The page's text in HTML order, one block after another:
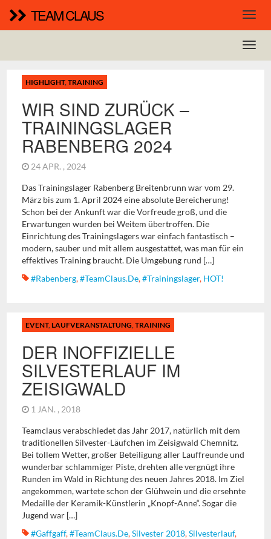
TEAM CLAUS
HIGHLIGHT,TRAINING
WIR SIND ZURÜCK –
TRAININGSLAGER
RABENBERG 2024
24 APR. , 2024
Das Trainingslager Rabenberg Breitenbrunn war vom 29.
März bis zum 1. April 2024 eine absolute Bereicherung!
Schon bei der Ankunft war die Vorfreude groß, und die
Erwartungen wurden bei Weitem übertroffen. Die
Einrichtung des Trainingslagers war einfach fantastisch –
modern, sauber und mit allem ausgestattet, was man für ein
effektives Training braucht. Die Umgebung rund […]
#Rabenberg,#TeamClaus.de,#Trainingslager, HOT!
EVENT,LAUFVERANSTALTUNG,TRAINING
DER INOFFIZIELLE
SILVESTERLAUF IM
ZEISIGWALD
1 JAN. , 2018
Teamclaus verabschiedet das Jahr 2017, natürlich mit dem
traditionellen Silvester-Läufchen im Zeisigwald Chemnitz.
Bei tollem Wetter, großer Beteiligung aller Lauffreunde und
wunderbar schlammiger Piste, drehten alle vergnügt ihre
Runden im Wald in Richtung des neuen Jahres 2018. Im Ziel
angekommen, wartete schon der Glühwein und die ersehnte
Medaille der Keramik-Künstlerin „Knopf-Anne“. Sogar die
Jugend war […]
#gaffgaff,#TeamClaus.de,Silvester 2018,Silvesterlauf,